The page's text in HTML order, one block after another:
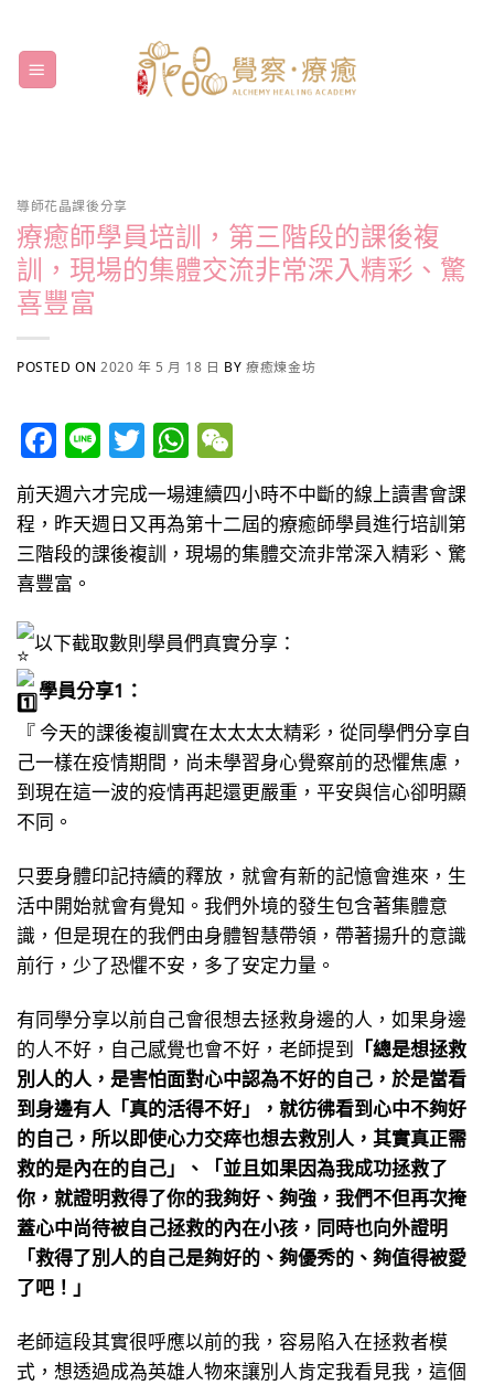
content
導師花晶課後分享
療癒師學員培訓，第三階段的課後複
訓，現場的集體交流非常深入精彩、驚
喜豐富
POSTED ON 2020 年 5 月 18 日 BY療癒煉金坊
Facebook
LineTwitterWhatsApp
前天週六才完成一場連續四小時不中斷的線上讀書會課
程，昨天週日又再為第十二屆的療癒師學員進行培訓第
三階段的課後複訓，現場的集體交流非常深入精彩、驚
喜豐富。
以下截取數則學員們真實分享：
學員分享1：
『 今天的課後複訓實在太太太太精彩，從同學們分享自
己一樣在疫情期間，尚未學習身心覺察前的恐懼焦慮，
到現在這一波的疫情再起還更嚴重，平安與信心卻明顯
不同。
只要身體印記持續的釋放，就會有新的記憶會進來，生
活中開始就會有覺知。我們外境的發生包含著集體意
識，但是現在的我們由身體智慧帶領，帶著揚升的意識
前行，少了恐懼不安，多了安定力量。
有同學分享以前自己會很想去拯救身邊的人，如果身邊
的人不好，自己感覺也會不好，老師提到 「總是想拯救
別人的人，是害怕面對心中認為不好的自己，於是當看
到身邊有人「真的活得不好」，就彷彿看到心中不夠好
的自己，所以即使心力交瘁也想去救別人，其實真正需
救的是內在的自己」、「並且如果因為我成功拯救了
你， 就證明救得了你的我夠好、夠強，我們不但再次掩
蓋心中尚待被自己拯救的內在小孩，同時也向外證明
「救得了別人的自己是夠好的、夠優秀的、夠值得被愛
了吧！」
老師這段其實很呼應以前的我，容易陷入在拯救者模
式，想透過成為英雄人物來讓別人肯定我看見我，這個